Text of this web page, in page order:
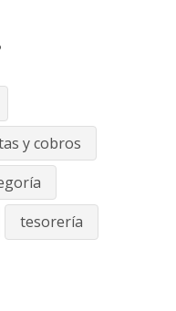
y cobros
tesorería